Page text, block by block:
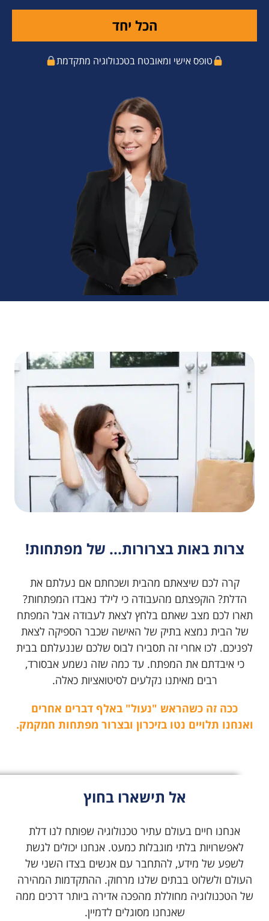
הכל יחד
טופס אישי ומאובטח בטכנולוגיה מתקדמת
צרות באות בצרורות... של מפתחות!
קרה לכם שיצאתם מהבית ושכחתם אם נעלתם את
הדלת? הוקפצתם מהעבודה כי לילד נאבדו המפתחות?
תארו לכם מצב שאתם בלחץ לצאת לעבודה אבל המפתח
של הבית נמצא בתיק של האישה שכבר הספיקה לצאת
לפניכם. לכו אחרי זה תסבירו לבוס שלכם שננעלתם בבית
כי איבדתם את המפתח. עד כמה שזה נשמע אבסורד,
רבים מאיתנו נקלעים לסיטואציות כאלה.
ככה זה כשהראש "נעול" באלף דברים אחרים
ואנחנו תלויים נטו בזיכרון ובצרור מפתחות חמקמק.
אל תישארו בחוץ
אנחנו חיים בעולם עתיר טכנולוגיה שפותח לנו דלת
לאפשרויות בלתי מוגבלות כמעט. אנחנו יכולים לגשת
לשפע של מידע, להתחבר עם אנשים בצדו השני של
העולם ולשלוט בבתים שלנו מרחוק. ההתקדמות המהירה
של הטכנולוגיה מחוללת מהפכה אדירה ביותר דרכים ממה
שאנחנו מסוגלים לדמיין.